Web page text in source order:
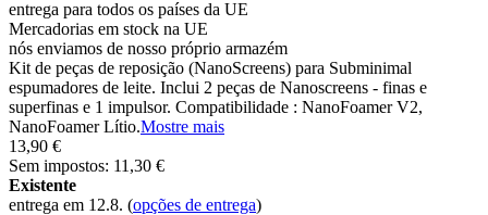
entrega para todos os países da UE
Mercadorias em stock na UE
nós enviamos de nosso próprio armazém
Kit de peças de reposição (NanoScreens) para Subminimal
espumadores de leite. Inclui 2 peças de Nanoscreens - finas e
superfinas e 1 impulsor. Compatibilidade : NanoFoamer V2,
NanoFoamer Lítio.Mostre mais
13,90 €
Sem impostos: 11,30 €
Existente
entrega em 12.8. (opções de entrega)